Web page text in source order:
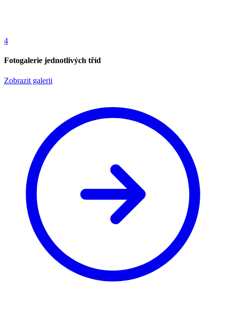
4
Fotogalerie jednotlivých tříd
Zobrazit galerii